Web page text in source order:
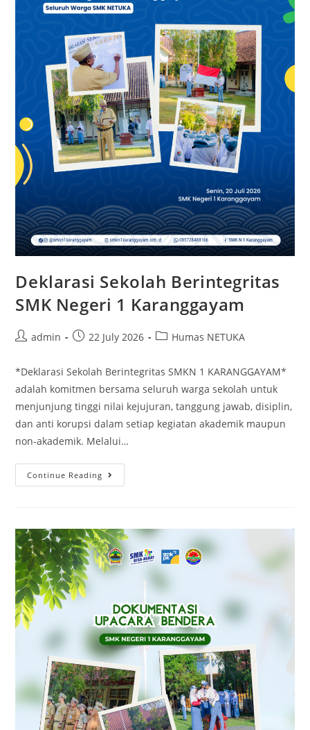
Deklarasi Sekolah Berintegritas
SMK Negeri 1 Karanggayam
Postadmin
Post22 July 2026
PostHumas NETUKA
*Deklarasi Sekolah Berintegritas SMKN 1 KARANGGAYAM*
adalah komitmen bersama seluruh warga sekolah untuk
menjunjung tinggi nilai kejujuran, tanggung jawab, disiplin,
dan anti korupsi dalam setiap kegiatan akademik maupun
non-akademik. Melalui…
Continue Reading
Sekolah
Negeri
1
Karanggayam